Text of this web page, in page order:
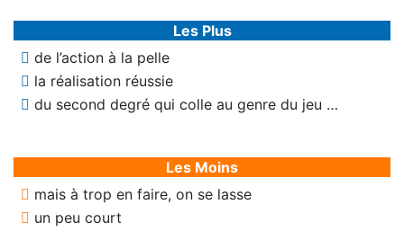
Les Plus
de l’action à la pelle
la réalisation réussie
du second degré qui colle au genre du jeu …
Les Moins
mais à trop en faire, on se lasse
un peu court